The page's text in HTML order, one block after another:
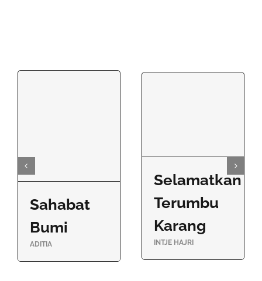
Sahabat
Bumi
ADITIA
Selamatkan
Terumbu
Karang
INTJE HAJRI